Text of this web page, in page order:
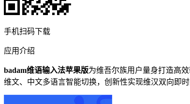
手机扫码下载
应用介绍
badam维语输入法苹果版为维吾尔族用户量身打造高
维文、中文多语言智能切换，创新性实现维汉双向即